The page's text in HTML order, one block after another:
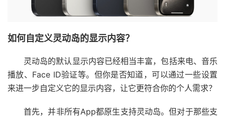
如何自定义灵动岛的显示内容？
灵动岛的默认显示内容已经相当丰富，包括来电、音乐
播放、Face ID验证等。但你是否知道，可以通过一些设置
来进一步自定义它的显示内容，让它更符合你的个人需求？
首先，并非所有App都原生支持灵动岛。但对于那些支